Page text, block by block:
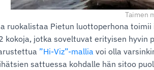
Taimen
ruokalistaa Pietun luottoperhona
kokoja, jotka soveltuvat erityisen
”Hi-Viz”-mallia voi olla
sattuessa kohdalle hän sitoo